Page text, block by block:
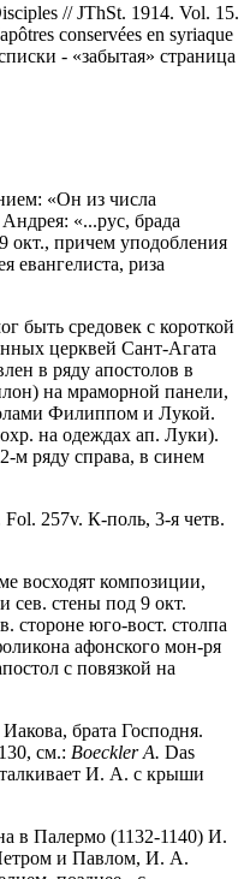
// JThSt. 1914. Vol. 15.
conservées en syriaque
- «забытая» страница
«Он из числа
«...рус, брада
окт., причем уподобления
евангелиста, риза
быть средовек с короткой
церквей Сант-Агата
в ряду апостолов в
на мраморной панели,
Филиппом и Лукой.
на одеждах ап. Луки).
м ряду справа, в синем
257v. К-поль, 3-я четв.
восходят композиции,
сев. стены под 9 окт.
стороне юго-вост. столпа
афонского мон-ря
с повязкой на
брата Господня.
см.: Boeckler A. Das
И. А. с крыши
в Палермо (1132-1140) И.
и Павлом, И. А.